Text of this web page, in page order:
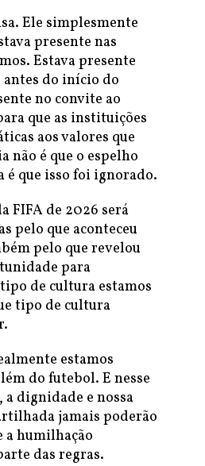
Ele simplesmente
presente nas
Estava presente
do início do
no convite ao
que as instituições
aos valores que
não é que o espelho
é que isso foi ignorado.
FIFA de 2026 será
pelo que aconteceu
pelo que revelou
para
de cultura estamos
tipo de cultura
estamos
do futebol. E nesse
dignidade e nossa
jamais poderão
a humilhação
das regras.